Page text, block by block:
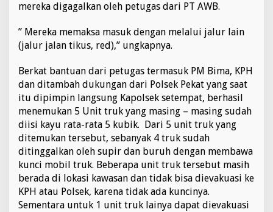
mereka digagalkan oleh petugas dari PT AWB.
” Mereka memaksa masuk dengan melalui jalur lain
(jalur jalan tikus, red),” ungkapnya.
Berkat bantuan dari petugas termasuk PM Bima, KPH
dan ditambah dukungan dari Polsek Pekat yang saat
itu dipimpin langsung Kapolsek setempat, berhasil
menemukan 5 Unit truk yang masing – masing sudah
diisi kayu rata-rata 5 kubik. Dari 5 unit truk yang
ditemukan tersebut, sebanyak 4 truk sudah
ditinggalkan oleh supir dan buruh dengan membawa
kunci mobil truk. Beberapa unit truk tersebut masih
berada di lokasi kawasan dan tidak bisa dievakuasi ke
KPH atau Polsek, karena tidak ada kuncinya.
Sementara untuk 1 unit truk lainya dapat dievakuasi